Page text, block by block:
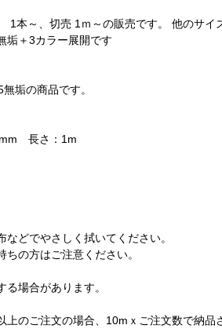
1本～、切売 1ｍ～の販売です。 他のサ
垢＋3カラー展開です
垢の商品です。
長さ：1m
などでやさしく拭いてください。
の方はご注意ください。
場合があります。
のご注文の場合、10mｘご注文数で納品